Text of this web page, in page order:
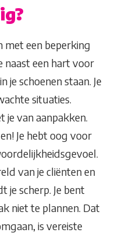
met een beperking
naast een hart voor
je schoenen staan. Je
situaties.
je van aanpakken.
Je hebt oog voor
van je cliënten en
je scherp. Je bent
niet te plannen. Dat
is vereiste